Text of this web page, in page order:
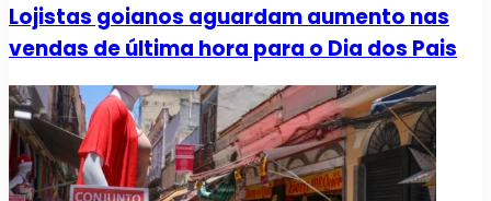
Lojistas goianos aguardam aumento nas
vendas de última hora para o Dia dos Pais